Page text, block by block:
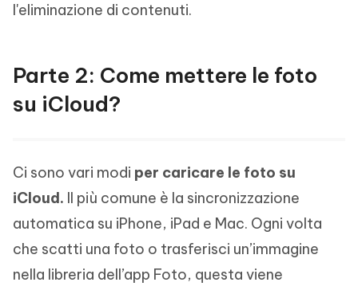
l'eliminazione di contenuti.
Parte 2: Come mettere le foto
su iCloud?
Ci sono vari modi per caricare le foto su
iCloud. Il più comune è la sincronizzazione
automatica su iPhone, iPad e Mac. Ogni volta
che scatti una foto o trasferisci un’immagine
nella libreria dell’app Foto, questa viene